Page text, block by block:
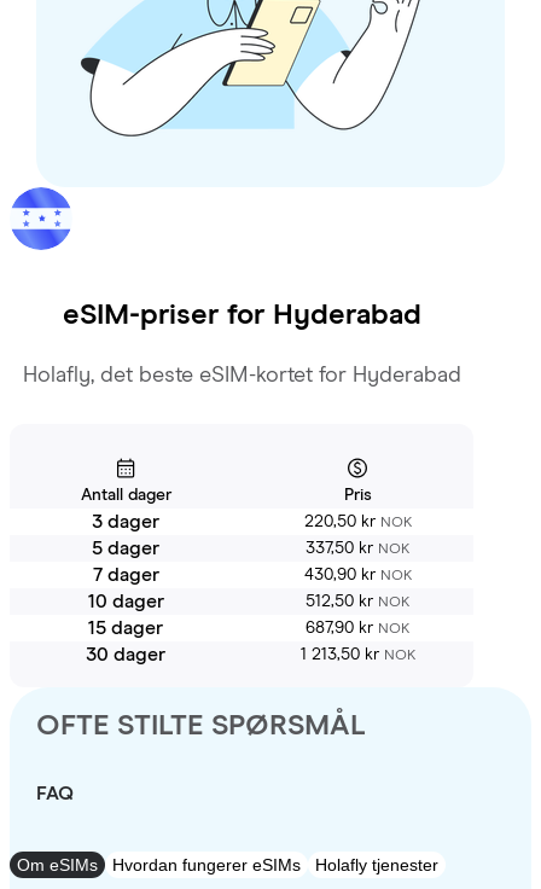
eSIM-priser for Hyderabad
Holafly, det beste eSIM-kortet for Hyderabad
Antall dager Pris
3 dager 220,50 kr NOK
5 dager 337,50 kr NOK
7 dager 430,90 kr NOK
10 dager 512,50 kr NOK
15 dager 687,90 kr NOK
30 dager 1 213,50 kr NOK
OFTE STILTE SPØRSMÅL
FAQ
Om eSIMs Hvordan fungerer eSIMs Holafly tjenester